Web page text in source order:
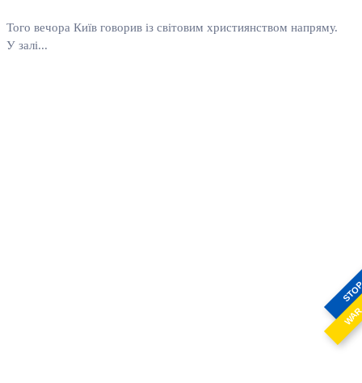
Того вечора Київ говорив із світовим християнством напряму.
У залі...